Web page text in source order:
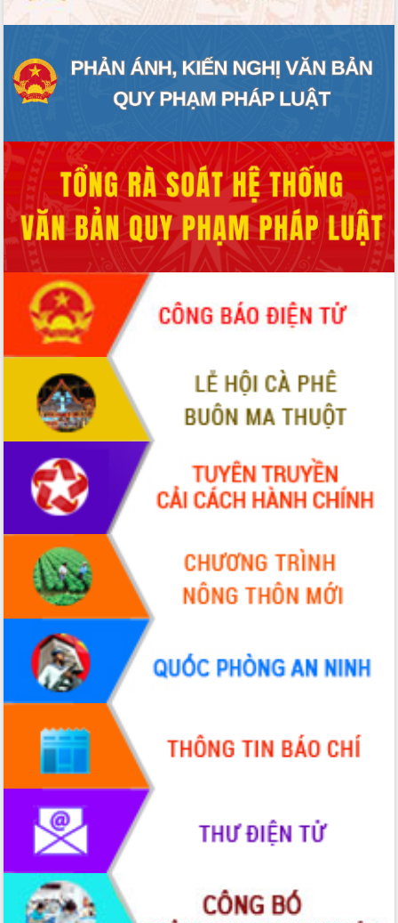
hoạch tỉnh Đắk Lắk thời kỳ 2021-2030,
tầm nhìn đến năm 2050
Nâng cao hiệu quả hoạt động của các
Hội nghị triển khai kết nối mạng
truyền số liệu chuyên dùng phục vụ cơ
quan Đảng, Nhà nước
Lễ phát động chuỗi hoạt động chung
tay làm sạch môi trường
Xã Ea Kar bước chuyển mình trong
công tác cải cách hành chính mô hình
mới
UBND tỉnh họp báo định kỳ tháng 4
năm 2026
Hội thảo khoa học “Giải pháp thúc đẩy
phát triển nền kinh tế xanh tại tỉnh
Đắk Lắk”
Tăng cường giám sát, đôn đốc thực
hiện nhiệm vụ quản lý tài sản công
hàng tuần
Tháo gỡ những vướng mắc, đẩy mạnh
công tác cải cách thủ tục hành chính
tại Trung tâm Phục vụ hành chính
công tỉnh
Đắk Lắk: Tôn vinh 46 giải pháp tại Hội
thi Sáng tạo Kỹ thuật 2024 - 2025
Đắk Lắk rà soát, điều chỉnh Đề án 190
về phát triển nuôi trồng thủy sản
Phó Chủ tịch UBND tỉnh Đắk Lắk
Trương Công Thái kiểm tra thực địa
Dự án cao tốc Khánh Hòa - Buôn Ma
Thuột
Định vị cà phê Việt Nam như một “di
sản sống” trong dòng chảy toàn cầu
Xây dựng nông thôn mới: Nâng cao đời
sống người dân từ những mô hình thiết
Quyết liệt tháo gỡ vướng mắc, đẩy
nhanh tiến độ các dự án trọng điểm
trong Khu kinh tế Nam Phú Yên
Hòn Yến phát triển du lịch gắn với bảo
tồn biển
Lấy ý kiến điều chỉnh Quy hoạch tỉnh
Đắk Lắk thời kỳ 2021-2030, tầm nhìn
đến năm 2050